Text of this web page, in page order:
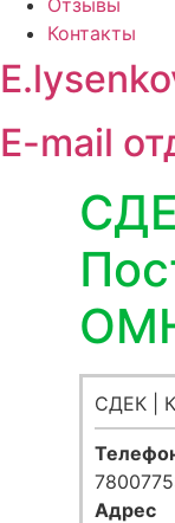
Отзывы
Контакты
E-mail
СДЕК |
Адрес